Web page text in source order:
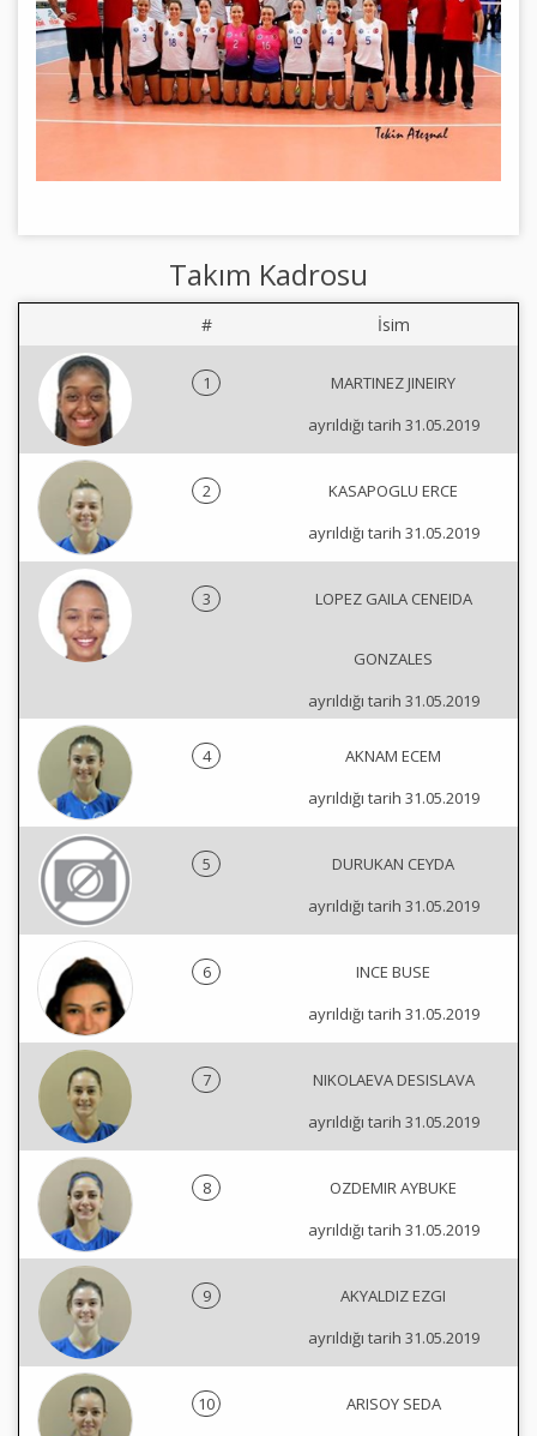
Takım Kadrosu
# İsim
1
MARTINEZ JINEIRY
ayrıldığı tarih 31.05.2019
2
KASAPOGLU ERCE
ayrıldığı tarih 31.05.2019
3 LOPEZ GAILA CENEIDA
GONZALES
ayrıldığı tarih 31.05.2019
4
AKNAM ECEM
ayrıldığı tarih 31.05.2019
5
DURUKAN CEYDA
ayrıldığı tarih 31.05.2019
6
INCE BUSE
ayrıldığı tarih 31.05.2019
7
NIKOLAEVA DESISLAVA
ayrıldığı tarih 31.05.2019
8
OZDEMIR AYBUKE
ayrıldığı tarih 31.05.2019
9
AKYALDIZ EZGI
ayrıldığı tarih 31.05.2019
10
ARISOY SEDA